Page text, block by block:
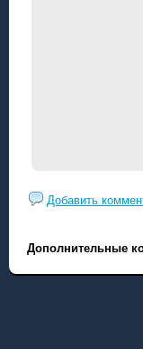
Добавить
Дополнительные